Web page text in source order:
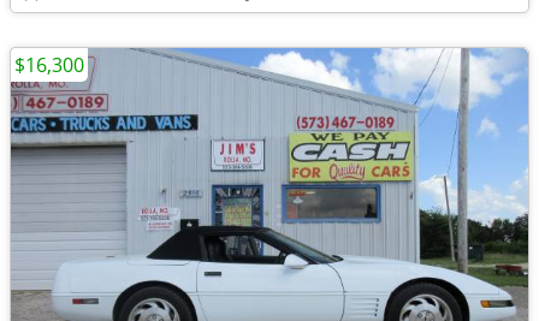
$16,300